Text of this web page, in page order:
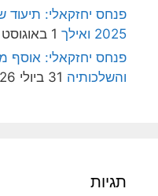
פנחס יחזקאלי: תיעוד
2025 ואילך
1 באוגוסט 2026
פנחס יחזקאלי: אוסף
והשלכותיה 31 ביולי 2026
תגיות